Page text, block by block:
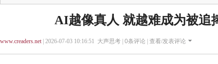
AI越像真人 就越难成为被追
www.creaders.net| 2026-07-03 10:16:51 大声思考 | 0条评论 | 查看/发表评论